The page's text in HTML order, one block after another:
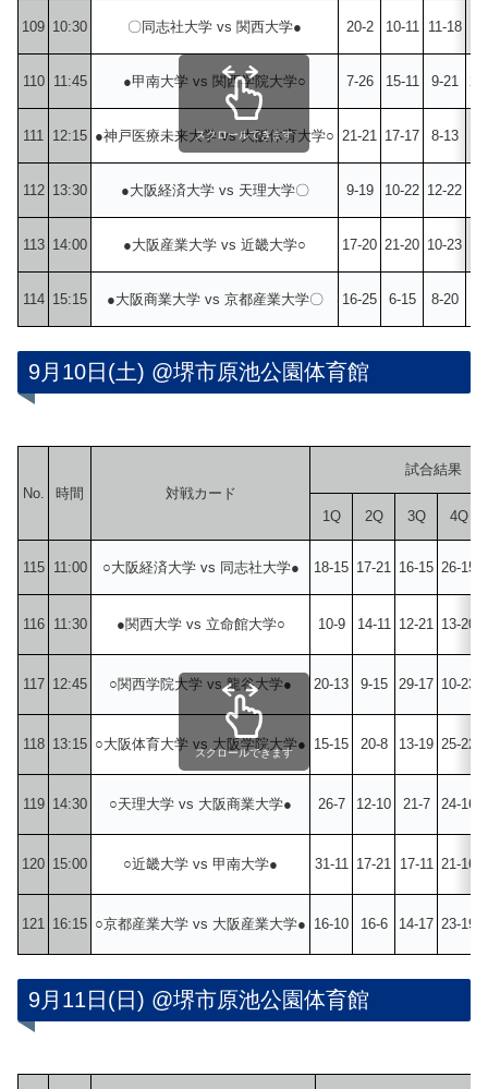
109 10:30 〇同志社大学 vs 関西大学● 20-2 10-11 11-18
110 11:45 ●甲南大学 vs 関西学院大学○ 7-26 15-11 9-21
111 12:15 ●神戸医療未来大学 vs 大阪体育大学○ 21-21 17-17 8-13
112 13:30 ●大阪経済大学 vs 天理大学〇 9-19 10-22 12-22
113 14:00 ●大阪産業大学 vs 近畿大学○ 17-20 21-20 10-23
114 15:15 ●大阪商業大学 vs 京都産業大学〇 16-25 6-15 8-20
スクロールできます
9月10日(土) @堺市原池公園体育館
No. 時間 対戦カード
試合結果
1Q 2Q 3Q 4Q
115 11:00 ○大阪経済大学 vs 同志社大学● 18-15 17-21 16-15 26-15
116 11:30 ●関西大学 vs 立命館大学○ 10-9 14-11 12-21 13-20
117 12:45 ○関西学院大学 vs 龍谷大学● 20-13 9-15 29-17 10-23
118 13:15 ○大阪体育大学 vs 大阪学院大学● 15-15 20-8 13-19 25-22
119 14:30 ○天理大学 vs 大阪商業大学● 26-7 12-10 21-7 24-16
120 15:00 ○近畿大学 vs 甲南大学● 31-11 17-21 17-11 21-16
121 16:15 ○京都産業大学 vs 大阪産業大学● 16-10 16-6 14-17 23-19
スクロールできます
9月11日(日) @堺市原池公園体育館